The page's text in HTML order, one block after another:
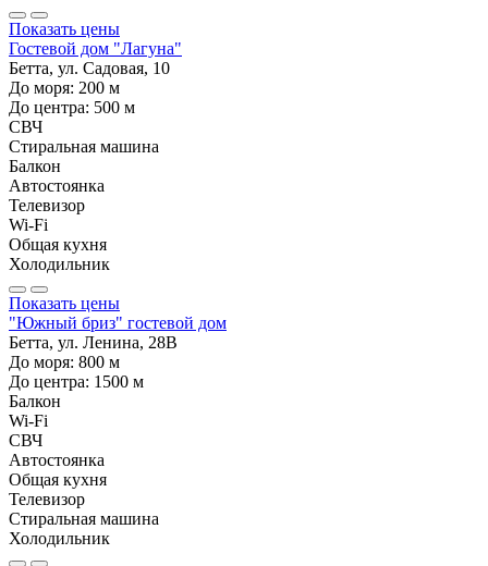
Показать цены
Гостевой дом "Лагуна"
Бетта, ул. Садовая, 10
До моря: 200 м
До центра: 500 м
СВЧ
Стиральная машина
Балкон
Автостоянка
Телевизор
Wi-Fi
Общая кухня
Холодильник
Показать цены
"Южный бриз" гостевой дом
Бетта, ул. Ленина, 28В
До моря: 800 м
До центра: 1500 м
Балкон
Wi-Fi
СВЧ
Автостоянка
Общая кухня
Телевизор
Стиральная машина
Холодильник